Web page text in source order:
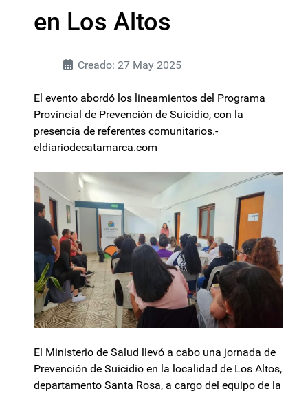
en Los Altos
Creado: 27 May 2025
El evento abordó los lineamientos del Programa
Provincial de Prevención de Suicidio, con la
presencia de referentes comunitarios.-
eldiariodecatamarca.com
El Ministerio de Salud llevó a cabo una jornada de
Prevención de Suicidio en la localidad de Los Altos,
departamento Santa Rosa, a cargo del equipo de la